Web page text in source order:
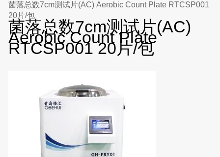
菌落总数7cm测试片(AC) Aerobic Count Plate RTCSP001
20片/包
菌落总数7cm测试片(AC)
Aerobic Count Plate
RTCSP001 20片/包